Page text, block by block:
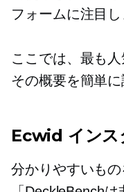
フォームに注目し
ここでは、最も
その概要を簡単に
Ecwid インス
分かりやすいもの